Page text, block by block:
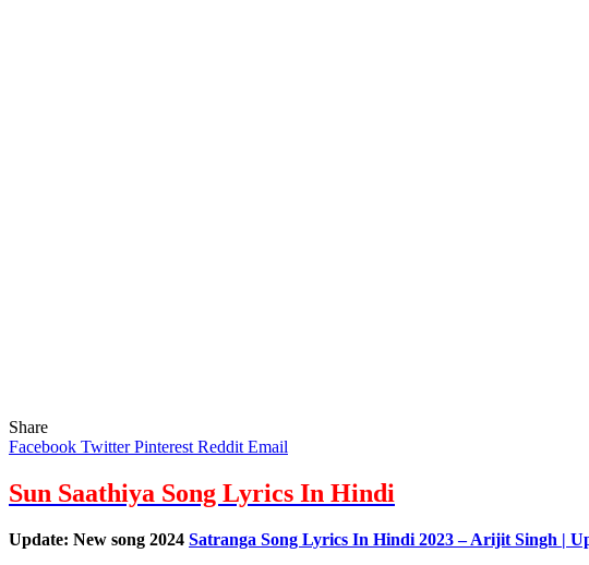
Share
Facebook Twitter Pinterest Reddit Email
Sun Saathiya Song Lyrics In Hindi
Update: New song 2024 Satranga Song Lyrics In Hindi 2023 – Arijit Singh |